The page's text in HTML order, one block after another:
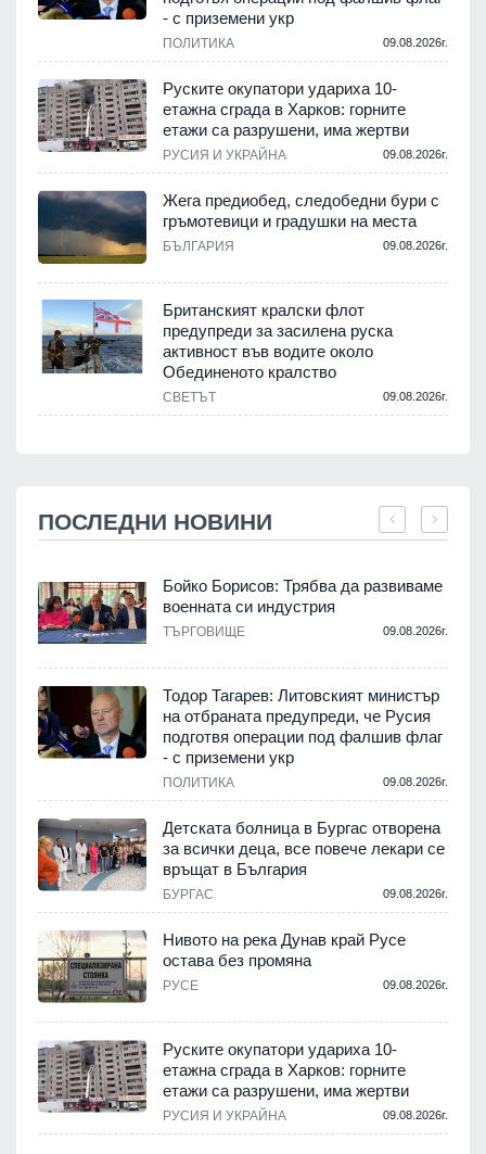
- с приземени укр
ПОЛИТИКА 09.08.2026г.
Руските окупатори удариха 10-
етажна сграда в Харков: горните
етажи са разрушени, има жертви
РУСИЯ И УКРАЙНА 09.08.2026г.
Жега предиобед, следобедни бури с
гръмотевици и градушки на места
БЪЛГАРИЯ 09.08.2026г.
Британският кралски флот
предупреди за засилена руска
активност във водите около
Обединеното кралство
СВЕТЪТ 09.08.2026г.
ПОСЛЕДНИ НОВИНИ
Бойко Борисов: Трябва да развиваме
военната си индустрия
ТЪРГОВИЩЕ 09.08.2026г.
Тодор Тагарев: Литовският министър
на отбраната предупреди, че Русия
подготвя операции под фалшив флаг
- с приземени укр
ПОЛИТИКА 09.08.2026г.
Детската болница в Бургас отворена
за всички деца, все повече лекари се
връщат в България
БУРГАС 09.08.2026г.
Нивото на река Дунав край Русе
остава без промяна
РУСЕ 09.08.2026г.
Руските окупатори удариха 10-
етажна сграда в Харков: горните
етажи са разрушени, има жертви
РУСИЯ И УКРАЙНА 09.08.2026г.